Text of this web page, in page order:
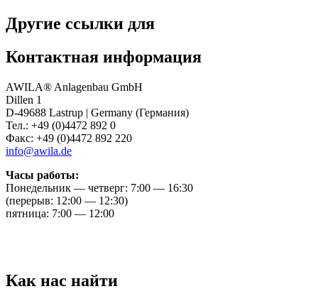
Другие ссылки для
Контактная информация
AWILA® Anlagenbau GmbH
Dillen 1
D-49688 Lastrup | Germany (Германия)
Тел.: +49 (0)4472 892 0
Факс: +49 (0)4472 892 220
info@awila.de
Часы работы:
Понедельник — четверг: 7:00 — 16:30
(перерыв: 12:00 — 12:30)
пятница: 7:00 — 12:00
Как нас найти